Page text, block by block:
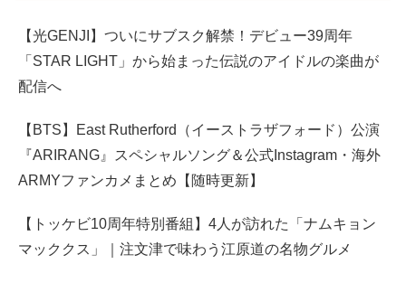
【光GENJI】ついにサブスク解禁！デビュー39周年
「STAR LIGHT」から始まった伝説のアイドルの楽曲が
配信へ
【BTS】East Rutherford（イーストラザフォード）公演
『ARIRANG』スペシャルソング＆公式Instagram・海外
ARMYファンカメまとめ【随時更新】
【トッケビ10周年特別番組】4人が訪れた「ナムキョン
マッククス」｜注文津で味わう江原道の名物グルメ